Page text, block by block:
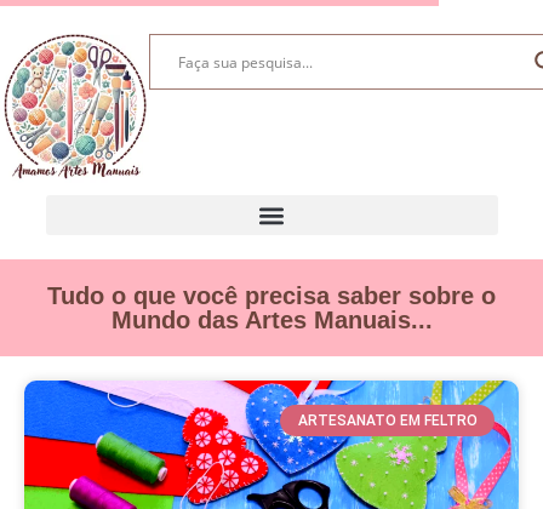
Tudo o que você precisa saber sobre o
Mundo das Artes Manuais...
ARTESANATO EM FELTRO